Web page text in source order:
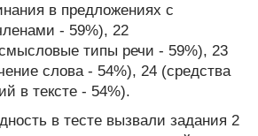
в предложениях с
- 59%), 22
типы речи - 59%), 23
слова - 54%), 24 (средства
в тексте - 54%).
в тесте вызвали задания 2